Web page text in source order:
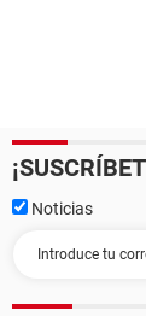
Noticias